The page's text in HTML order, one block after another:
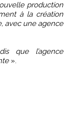
production
à la création
avec une agence
que l’agence
».